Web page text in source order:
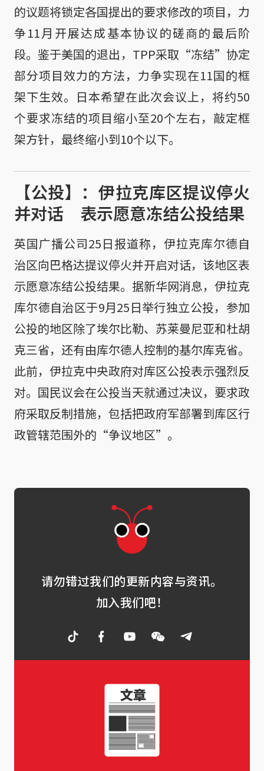
的议题将锁定各国提出的要求修改的项目，力
争11月开展达成基本协议的磋商的最后阶
段。鉴于美国的退出，TPP采取“冻结”协定
部分项目效力的方法，力争实现在11国的框
架下生效。日本希望在此次会议上，将约50
个要求冻结的项目缩小至20个左右，敲定框
架方针，最终缩小到10个以下。
【公投】：伊拉克库区提议停火
并对话 表示愿意冻结公投结果
英国广播公司25日报道称，伊拉克库尔德自
治区向巴格达提议停火并开启对话，该地区表
示愿意冻结公投结果。据新华网消息，伊拉克
库尔德自治区于9月25日举行独立公投，参加
公投的地区除了埃尔比勒、苏莱曼尼亚和杜胡
克三省，还有由库尔德人控制的基尔库克省。
此前，伊拉克中央政府对库区公投表示强烈反
对。国民议会在公投当天就通过决议，要求政
府采取反制措施，包括把政府军部署到库区行
政管辖范围外的“争议地区”。
请勿错过我们的更新内容与资讯。
加入我们吧！